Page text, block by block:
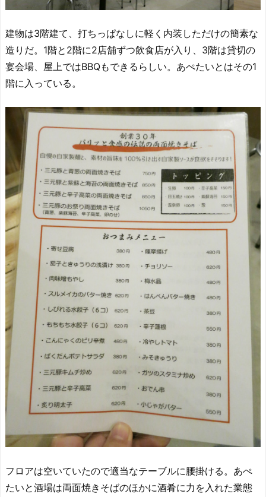
建物は3階建て、打ちっぱなしに軽く内装しただけの簡素な
造りだ。1階と2階に2店舗ずつ飲食店が入り、3階は貸切の
宴会場、屋上ではBBQもできるらしい。あぺたいとはその1
階に入っている。
フロアは空いていたので適当なテーブルに腰掛ける。あぺ
たいと酒場は両面焼きそばのほかに酒肴に力を入れた業態